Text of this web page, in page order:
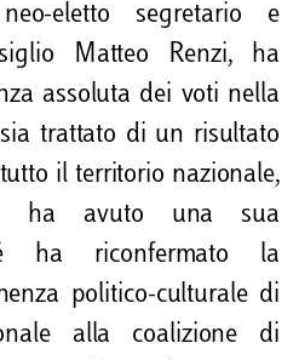
eletto segretario e
Matteo Renzi, ha
assoluta dei voti nella
trattato di un risultato
il territorio nazionale,
ha avuto una sua
ha riconfermato la
politico-culturale di
alla coalizione di